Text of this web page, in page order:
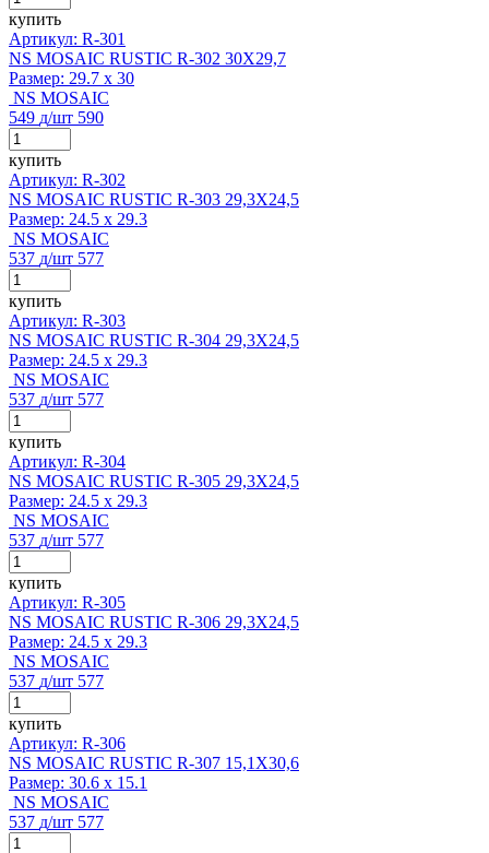
купить
Артикул: R-301
NS MOSAIC RUSTIC R-302 30X29,7
Размер: 29.7 x 30
NS MOSAIC
549 д/шт 590
купить
Артикул: R-302
NS MOSAIC RUSTIC R-303 29,3X24,5
Размер: 24.5 x 29.3
NS MOSAIC
537 д/шт 577
купить
Артикул: R-303
NS MOSAIC RUSTIC R-304 29,3X24,5
Размер: 24.5 x 29.3
NS MOSAIC
537 д/шт 577
купить
Артикул: R-304
NS MOSAIC RUSTIC R-305 29,3X24,5
Размер: 24.5 x 29.3
NS MOSAIC
537 д/шт 577
купить
Артикул: R-305
NS MOSAIC RUSTIC R-306 29,3X24,5
Размер: 24.5 x 29.3
NS MOSAIC
537 д/шт 577
купить
Артикул: R-306
NS MOSAIC RUSTIC R-307 15,1X30,6
Размер: 30.6 x 15.1
NS MOSAIC
537 д/шт 577